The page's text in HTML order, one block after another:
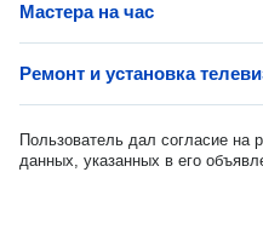
Мастера на час
Ремонт и установка
Пользователь дал согласие на
данных, указанных в его